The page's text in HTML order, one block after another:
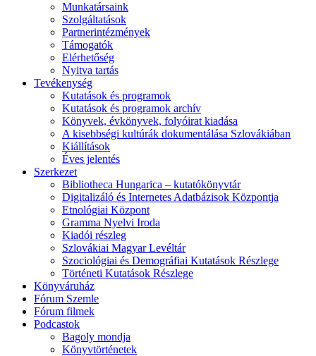
Munkatársaink
Szolgáltatások
Partnerintézmények
Támogatók
Elérhetőség
Nyitva tartás
Tevékenység
Kutatások és programok
Kutatások és programok archív
Könyvek, évkönyvek, folyóirat kiadása
A kisebbségi kultúrák dokumentálása Szlovákiában
Kiállítások
Éves jelentés
Szerkezet
Bibliotheca Hungarica – kutatókönyvtár
Digitalizáló és Internetes Adatbázisok Központja
Etnológiai Központ
Gramma Nyelvi Iroda
Kiadói részleg
Szlovákiai Magyar Levéltár
Szociológiai és Demográfiai Kutatások Részlege
Történeti Kutatások Részlege
Könyváruház
Fórum Szemle
Fórum filmek
Podcastok
Bagoly mondja
Könyvtörténetek